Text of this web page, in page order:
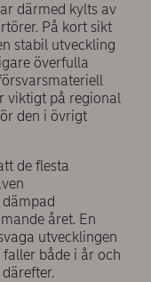
därmed kylts av
På kort sikt
stabil utveckling
överfulla
viktigt på regional
den i övrigt
de flesta
året. En
utvecklingen
både i år och